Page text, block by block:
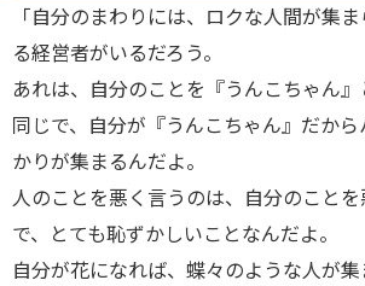
「自分のまわりには、ロクな人間が集
る経営者がいるだろう。
あれは、自分のことを『うんこちゃん』
同じで、自分が『うんこちゃん』だか
かりが集まるんだよ。
人のことを悪く言うのは、自分のこと
で、とても恥ずかしいことなんだよ。
自分が花になれば、蝶々のような人が集